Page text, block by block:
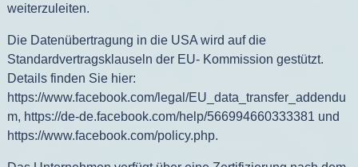
weiterzuleiten.
Die Datenübertragung in die USA wird auf die
Standardvertragsklauseln der EU- Kommission gestützt.
Details finden Sie hier:
https://www.facebook.com/legal/EU_data_transfer_addendu
m, https://de-de.facebook.com/help/566994660333381 und
https://www.facebook.com/policy.php.